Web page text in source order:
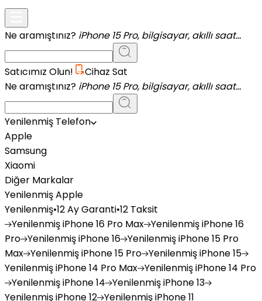
Ne aramıştınız? iPhone 15 Pro, bilgisayar, akıllı saat...
Satıcımız Olun!
Cihaz Sat
Ne aramıştınız? iPhone 15 Pro, bilgisayar, akıllı saat...
Yenilenmiş Telefon
Apple
Samsung
Xiaomi
Diğer Markalar
Yenilenmiş Apple
Yenilenmiş•12 Ay Garanti•12 Taksit
YenilenmişiPhone 16 Pro Max YenilenmişiPhone 16
Pro YenilenmişiPhone 16 YenilenmişiPhone 15 Pro
Max YenilenmişiPhone 15 Pro YenilenmişiPhone 15
YenilenmişiPhone 14 Pro Max YenilenmişiPhone 14 Pro
YenilenmişiPhone 14 YenilenmişiPhone 13
YenilenmişiPhone 12 YenilenmişiPhone 11